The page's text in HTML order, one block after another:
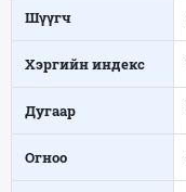
Шүүгч
Хэргийн индекс
Дугаар
Огноо